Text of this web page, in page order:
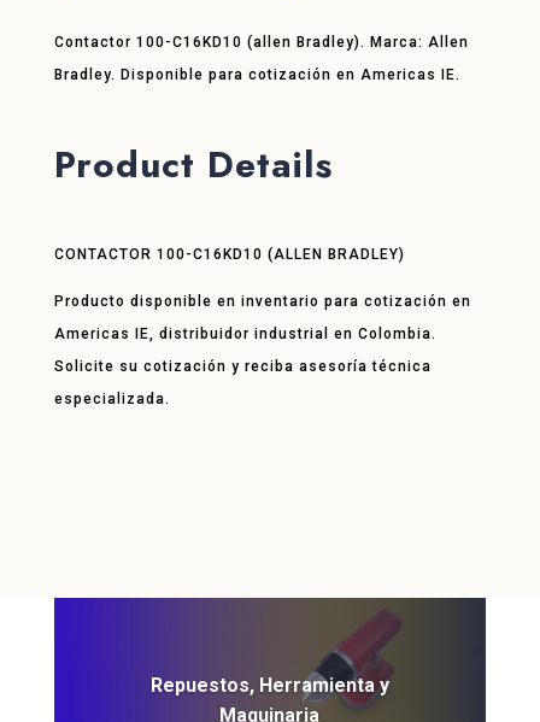
Contactor 100-C16KD10 (allen Bradley). Marca: Allen
Bradley. Disponible para cotización en Americas IE.
Product Details
CONTACTOR 100-C16KD10 (ALLEN BRADLEY)
Producto disponible en inventario para cotización en
Americas IE, distribuidor industrial en Colombia.
Solicite su cotización y reciba asesoría técnica
especializada.
Repuestos, Herramienta y
Maquinaria